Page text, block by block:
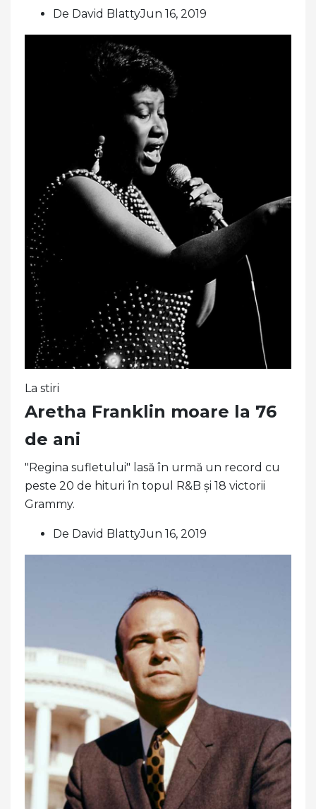
De David BlattyJun 16, 2019
La stiri
Aretha Franklin moare la 76
de ani
"Regina sufletului" lasă în urmă un record cu
peste 20 de hituri în topul R&B și 18 victorii
Grammy.
De David BlattyJun 16, 2019